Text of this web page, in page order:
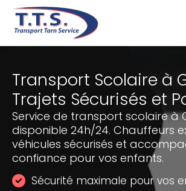
Aller
Transport Scolaire à
Trajets Sécurisés et
Service de transport scolaire à
disponible 24h/24. Chauffeurs
véhicules sécurisés et
confiance pour vos enfants.
Sécurité maximale pour vos